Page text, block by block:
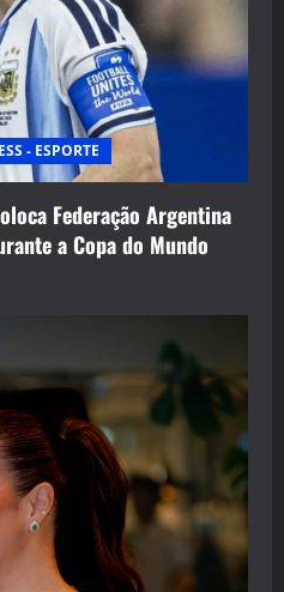
- ESPORTE
Federação Argentina
a Copa do Mundo